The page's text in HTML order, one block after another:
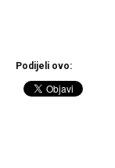
Podijeli ovo: